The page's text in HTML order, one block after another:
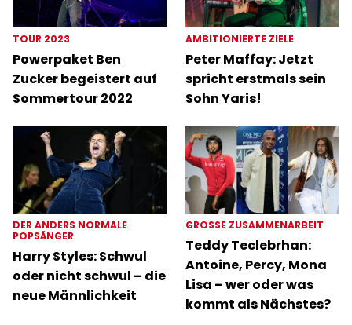
TOUR 2023
Powerpaket Ben
Zucker begeistert auf
Sommertour 2022
AMBITIONIERTE ZIELE
Peter Maffay: Jetzt
spricht erstmals sein
Sohn Yaris!
DER ANDERS NORMALE
POPSÄNGER
Harry Styles: Schwul
oder nicht schwul – die
neue Männlichkeit
GROSSE ZUSAMMENARBEIT
Teddy Teclebrhan:
Antoine, Percy, Mona
Lisa – wer oder was
kommt als Nächstes?